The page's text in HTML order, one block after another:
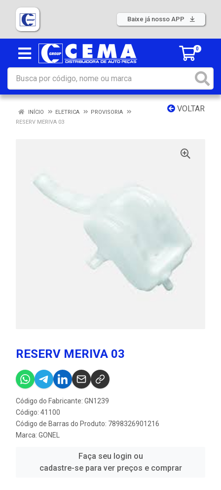
Baixe já nosso APP
0
VOLTAR
INÍCIO ELETRICA
PROVISORIA
RESERV MERIVA 03
RESERV MERIVA 03
Código do Fabricante: GN1239
Código: 41100
Código de Barras do Produto: 7898326901216
Marca: GONEL
Faça seu login ou
cadastre-se para ver preços e comprar